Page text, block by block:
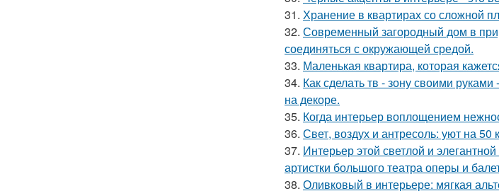
31. Хранение в квартирах со сложной
32. Современный загородный дом в
соединяться с окружающей средой.
33. Маленькая квартира, которая
34. Как сделать тв - зону своими
на декоре.
35. Когда интерьер воплощением
36. Свет, воздух и антресоль: уют на 50
37. Интерьер этой светлой и
артистки большого театра оперы и
38. Оливковый в интерьере: мягкая